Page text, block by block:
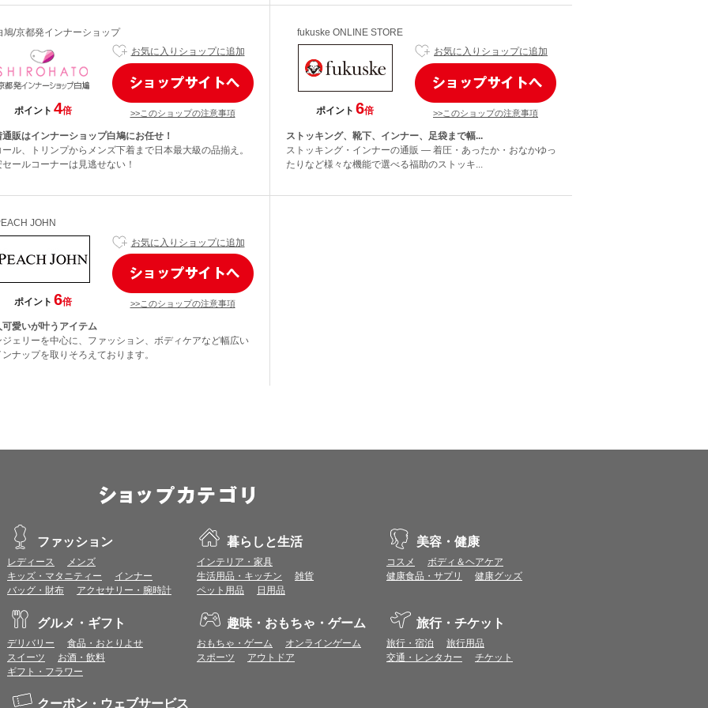
鳩/京都発インナーショップ
ポイント 4倍
お気に入りショップに追加
>>このショップの注意事項
通販はインナーショップ白鳩にお任せ！
ール、トリンプからメンズ下着まで日本最大級の品揃え。
ールコーナーは見逃せない！
fukuske ONLINE STORE
ポイント 6倍
お気に入りショップに追加
>>このショップの注意事項
ストッキング、靴下、インナー、足袋まで幅...
ストッキング・インナーの通販 — 着圧・あったか・おなかゆっ
たりなど様々な機能で選べる福助のストッキ...
JOHN
ポイント 6倍
お気に入りショップに追加
>>このショップの注意事項
可愛いが叶うアイテム
ジェリーを中心に、ファッション、ボディケアなど幅広い
ンナップを取りそろえております。
ファッション
レディース
メンズ
キッズ・マタニティー
インナー
バッグ・財布
アクセサリー・腕時計
暮らしと生活
インテリア・家具
生活用品・キッチン
雑貨
ペット用品
日用品
美容・健康
コスメ
ボディ＆ヘアケア
健康食品・サプリ
健康グッズ
グルメ・ギフト
デリバリー
食品・おとりよせ
スイーツ
お酒・飲料
ギフト・フラワー
趣味・おもちゃ・ゲーム
おもちゃ・ゲーム
オンラインゲーム
スポーツ
アウトドア
旅行・チケット
旅行・宿泊
旅行用品
交通・レンタカー
チケット
クーポン・ウェブサービス